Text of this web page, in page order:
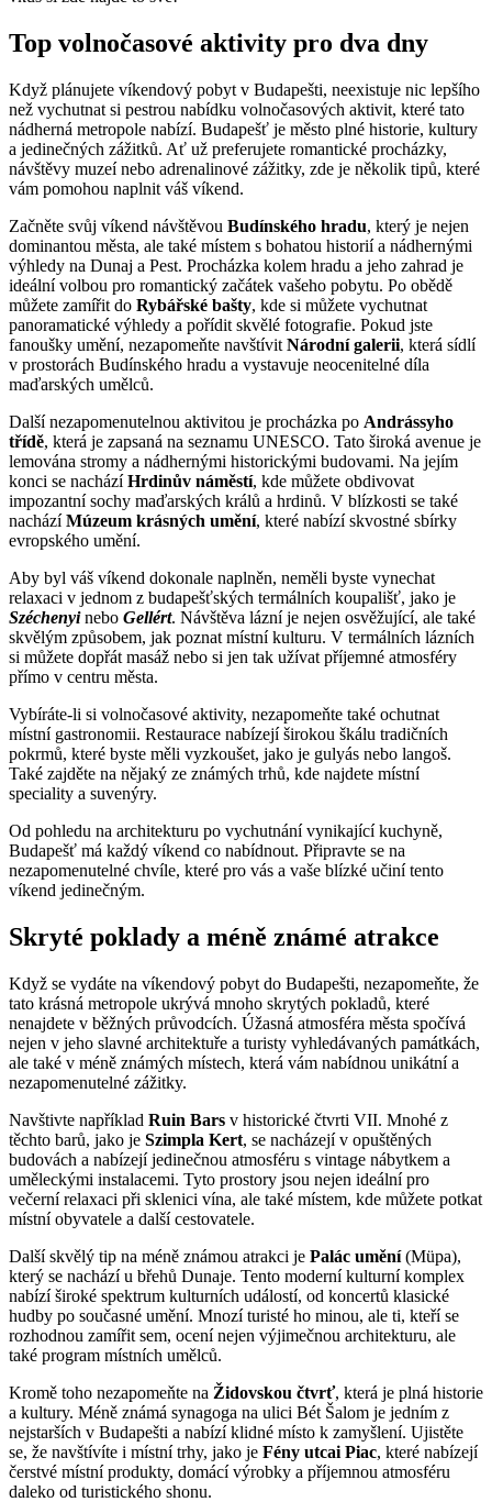
Top volnočasové aktivity pro dva dny
Když plánujete víkendový pobyt v Budapešti, neexistuje nic lepšího
než vychutnat si pestrou nabídku volnočasových aktivit, které tato
nádherná metropole nabízí. Budapešť je město plné historie, kultury
a jedinečných zážitků. Ať už preferujete romantické procházky,
návštěvy muzeí nebo adrenalinové zážitky, zde je několik tipů, které
vám pomohou naplnit váš víkend.
Začněte svůj víkend návštěvou Budínského hradu, který je nejen
dominantou města, ale také místem s bohatou historií a nádhernými
výhledy na Dunaj a Pest. Procházka kolem hradu a jeho zahrad je
ideální volbou pro romantický začátek vašeho pobytu. Po obědě
můžete zamířit do Rybářské bašty, kde si můžete vychutnat
panoramatické výhledy a pořídit skvělé fotografie. Pokud jste
fanoušky umění, nezapomeňte navštívit Národní galerii, která sídlí
v prostorách Budínského hradu a vystavuje neocenitelné díla
maďarských umělců.
Další nezapomenutelnou aktivitou je procházka po Andrássyho
třídě, která je zapsaná na seznamu UNESCO. Tato široká avenue je
lemována stromy a nádhernými historickými budovami. Na jejím
konci se nacházíHrdinův náměstí, kde můžete obdivovat
impozantní sochy maďarských králů a hrdinů. V blízkosti se také
nacházíMúzeum krásných umění, které nabízí skvostné sbírky
evropského umění.
Aby byl váš víkend dokonale naplněn, neměli byste vynechat
relaxaci v jednom z budapešťských termálních koupališť, jako je
Széchenyinebo Gellért. Návštěva lázní je nejen osvěžující, ale také
skvělým způsobem, jak poznat místní kulturu. V termálních lázních
si můžete dopřát masáž nebo si jen tak užívat příjemné atmosféry
přímo v centru města.
Vybíráte-li si volnočasové aktivity, nezapomeňte také ochutnat
místní gastronomii. Restaurace nabízejí širokou škálu tradičních
pokrmů, které byste měli vyzkoušet, jako je gulyás nebo langoš.
Také zajděte na nějaký ze známých trhů, kde najdete místní
speciality a suvenýry.
Od pohledu na architekturu po vychutnání vynikající kuchyně,
Budapešť má každý víkend co nabídnout. Připravte se na
nezapomenutelné chvíle, které pro vás a vaše blízké učiní tento
víkend jedinečným.
Skryté poklady a méně známé atrakce
Když se vydáte na víkendový pobyt do Budapešti, nezapomeňte, že
tato krásná metropole ukrývá mnoho skrytých pokladů, které
nenajdete v běžných průvodcích. Úžasná atmosféra města spočívá
nejen v jeho slavné architektuře a turisty vyhledávaných památkách,
ale také v méně známých místech, která vám nabídnou unikátní a
nezapomenutelné zážitky.
Navštivte například Ruin Bars v historické čtvrti VII. Mnohé z
těchto barů, jako je Szimpla Kert, se nacházejí v opuštěných
budovách a nabízejí jedinečnou atmosféru s vintage nábytkem a
uměleckými instalacemi. Tyto prostory jsou nejen ideální pro
večerní relaxaci při sklenici vína, ale také místem, kde můžete potkat
místní obyvatele a další cestovatele.
Další skvělý tip na méně známou atrakci je Palác umění(Müpa),
který se nachází u břehů Dunaje. Tento moderní kulturní komplex
nabízí široké spektrum kulturních událostí, od koncertů klasické
hudby po současné umění. Mnozí turisté ho minou, ale ti, kteří se
rozhodnou zamířit sem, ocení nejen výjimečnou architekturu, ale
také program místních umělců.
Kromě toho nezapomeňte na Židovskou čtvrť, která je plná historie
a kultury. Méně známá synagoga na ulici Bét Šalom je jedním z
nejstarších v Budapešti a nabízí klidné místo k zamyšlení. Ujistěte
se, že navštívíte i místní trhy, jako je Fény utcai Piac, které nabízejí
čerstvé místní produkty, domácí výrobky a příjemnou atmosféru
daleko od turistického shonu.